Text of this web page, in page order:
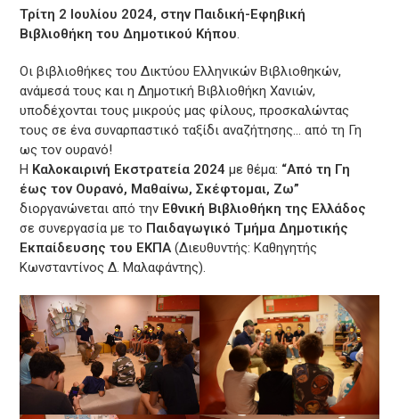
Τρίτη 2 Ιουλίου 2024, στην Παιδική-Εφηβική
Βιβλιοθήκη του Δημοτικού Κήπου.
Οι βιβλιοθήκες του Δικτύου Ελληνικών Βιβλιοθηκών,
ανάμεσά τους και η Δημοτική Βιβλιοθήκη Χανιών,
υποδέχονται τους μικρούς μας φίλους, προσκαλώντας
τους σε ένα συναρπαστικό ταξίδι αναζήτησης… από τη Γη
ως τον ουρανό!
Η Καλοκαιρινή Εκστρατεία 2024με θέμα: “Από τη Γη
έως τον Ουρανό, Μαθαίνω, Σκέφτομαι, Ζω”
διοργανώνεται από την Εθνική Βιβλιοθήκη της Ελλάδος
σε συνεργασία με το Παιδαγωγικό Τμήμα Δημοτικής
Εκπαίδευσης του ΕΚΠΑ(Διευθυντής: Καθηγητής
Κωνσταντίνος Δ. Μαλαφάντης).